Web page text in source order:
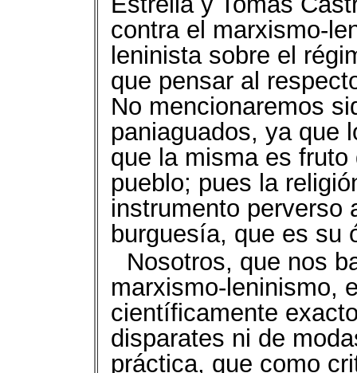
contra el marxismo-
leninista sobre el
que pensar al
No mencionaremos
paniaguados, ya que
que la misma es
pueblo; pues la
instrumento perverso
burguesía, que es su
Nosotros, que nos
marxismo-leninismo,
científicamente
disparates ni de
práctica, que como